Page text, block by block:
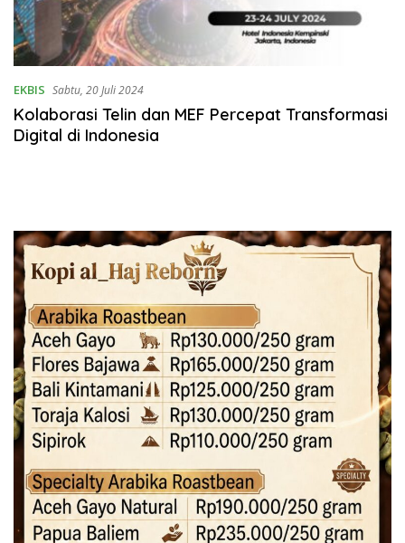
EKBIS Sabtu, 20 Juli 2024
Kolaborasi Telin dan MEF Percepat Transformasi
Digital di Indonesia